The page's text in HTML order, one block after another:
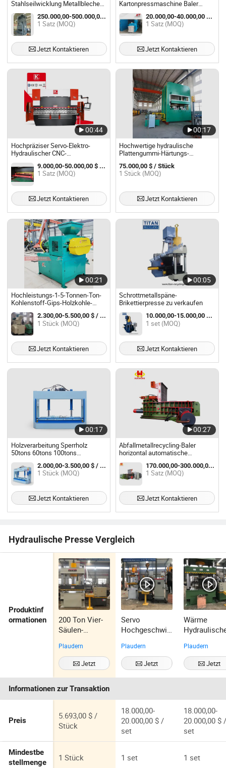
Stahlseilwicklung Metallbleche
Formgebung
Stanzhydraulikpresse Maschine250.000,00-500.000,00 $ / Satz
1 Satz (MOQ)
Jetzt Kontaktieren
Kartonpressmaschine Baler
Maschine
20.000,00-40.000,00 $ / Satz
1 Satz (MOQ)
Jetzt Kontaktieren
00:44
Hochpräziser Servo-Elektro-
Hydraulischer CNC-
Biegemaschine 100 Ton 110 Ton
Da66t Da69t Steuerung
9.000,00-50.000,00 $ / Satz
1 Satz (MOQ)
Jetzt Kontaktieren
00:17
Hochwertige hydraulische
Plattengummi-Härtungs-
Vulkanisierpresse
75.000,00 $ / Stück
1 Stück (MOQ)
Jetzt Kontaktieren
00:21
Hochleistungs-1-5-Tonnen-Ton-
Kohlenstoff-Gips-Holzkohle-
Brikettpressmaschine
2.300,00-5.500,00 $ / Stück
1 Stück (MOQ)
Jetzt Kontaktieren
00:05
Schrottmetallspäne-
Brikettierpresse zu verkaufen
10.000,00-15.000,00 $ / set
1 set (MOQ)
Jetzt Kontaktieren
00:17
Holzverarbeitung Sperrholz
50tons 60tons 100tons
Industrielle Möbel Holz
Hydraulische Kaltpressmaschine
für die Herstellung von Holztüren,
Furnier, Laminat Holztüren,
Paletten
2.000,00-3.500,00 $ / Stück
1 Stück (MOQ)
Jetzt Kontaktieren
00:27
Abfallmetallrecycling-Baler
horizontal automatische
hydraulische Pressmaschine
170.000,00-300.000,00 $ / Satz
1 Satz (MOQ)
Jetzt Kontaktieren
Hydraulische Presse Vergleich
Produktinf
ormationen
200 Ton Vier-
Säulen-
e Maschine
Plaudern
Jetzt
Kontaktieren
Servo
Hochgeschwin
Hydraulikpress
e 100 Ton
Plaudern
Jetzt
Kontaktieren
Wärme
Maschine
Ton 4
Presse
Plaudern
Jetzt
Informationen zur Transaktion
Preis
5.693,00 $ /
Stück
18.000,00-
20.000,00 $ /
set
18.000,00-
20.000,00 $
set
Mindestbe
stellmenge
1 Stück 1 set 1 set